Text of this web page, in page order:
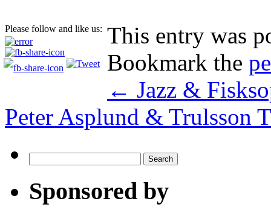
Please follow and like us: This entry was
Bookmark the
← Jazz &
Peter Asplund & Trulsson
for:
Sponsored by